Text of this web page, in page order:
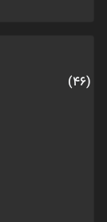
(46)